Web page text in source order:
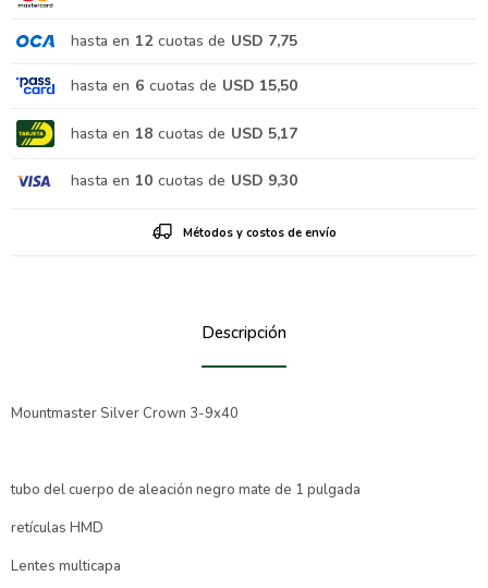
hasta en 12 cuotas de USD 7,75
hasta en 6 cuotas de USD 15,50
hasta en 18 cuotas de USD 5,17
hasta en 10 cuotas de USD 9,30
Métodos y costos de envío
Descripción
Mountmaster Silver Crown 3-9x40
tubo del cuerpo de aleación negro mate de 1 pulgada
retículas HMD
Lentes multicapa